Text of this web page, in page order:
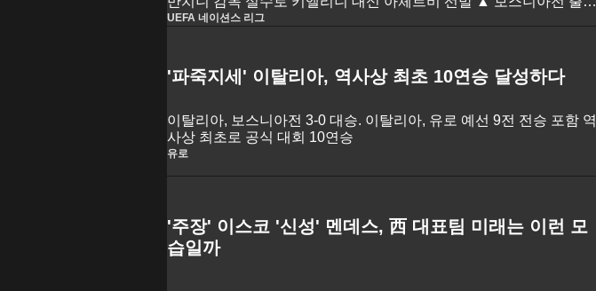
자청했던 키엘리니의 대표팀 복귀전은 다음 경기로
UEFA 네이션스 리그
'파죽지세' 이탈리아, 역사상 최초 10연승 달성하다
이탈리아, 보스니아전 3-0 대승. 이탈리아, 유로 예선 9전 전승 포함 역
사상 최초로 공식 대회 10연승
유로
'주장' 이스코 '신성' 멘데스, 西 대표팀 미래는 이런 모
습일까